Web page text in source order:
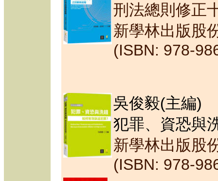
刑法總則修正
新學林出版股
(ISBN: 978-
吳俊毅(主編)
犯罪、資恐與
新學林出版股
(ISBN: 978-